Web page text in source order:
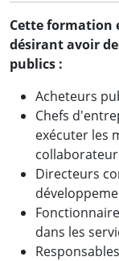
Cette formation
désirant avoir
publics :
Acheteurs
Chefs
exécuter les
Directeurs
dans les